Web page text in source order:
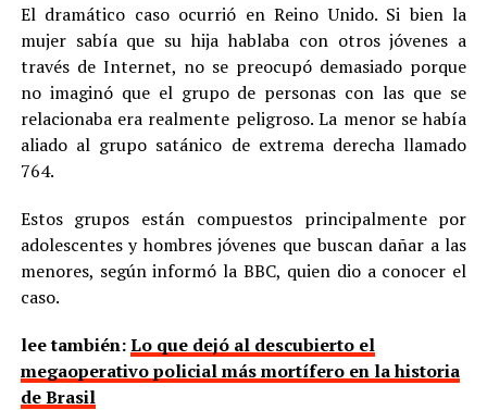
El dramático caso ocurrió en Reino Unido. Si bien la
mujer sabía que su hija hablaba con otros jóvenes a
través de Internet, no se preocupó demasiado porque
no imaginó que el grupo de personas con las que se
relacionaba era realmente peligroso. La menor se había
aliado al grupo satánico de extrema derecha llamado
764.
Estos grupos están compuestos principalmente por
adolescentes y hombres jóvenes que buscan dañar a las
menores, según informó la BBC, quien dio a conocer el
caso.
lee también:Lo que dejó al descubierto el
megaoperativo policial más mortífero en la historia
de Brasil